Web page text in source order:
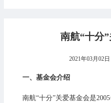
南航“十分
2021年03月02日
一、基金会介绍
南航“十分”关爱基金会是2005